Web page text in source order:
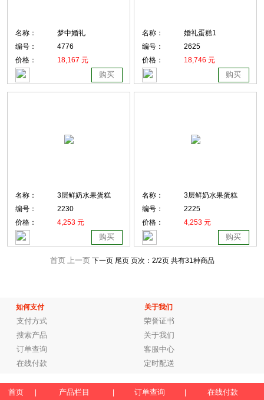
名称：
梦中婚礼
编号：
4776
价格：
18,167 元
购买
名称：
婚礼蛋糕1
编号：
2625
价格：
18,746 元
购买
名称：
3层鲜奶水果蛋糕
编号：
2230
价格：
4,253 元
购买
名称：
3层鲜奶水果蛋糕
编号：
2225
价格：
4,253 元
购买
首页 上一页 下一页 尾页页次： 2/2页 共有31种商品
如何支付 关于我们
支付方式
荣誉证书
搜索产品
关于我们
订单查询
客服中心
在线付款
定时配送
首页 产品栏目 订单查询 在线付款